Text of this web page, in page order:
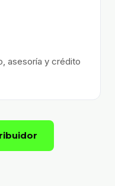
asesoría y crédito